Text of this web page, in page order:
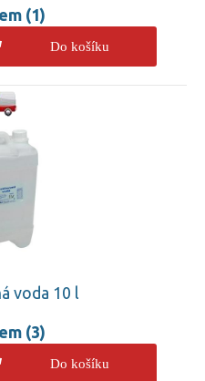
(1)
Do košíku
voda 10 l
(3)
Do košíku